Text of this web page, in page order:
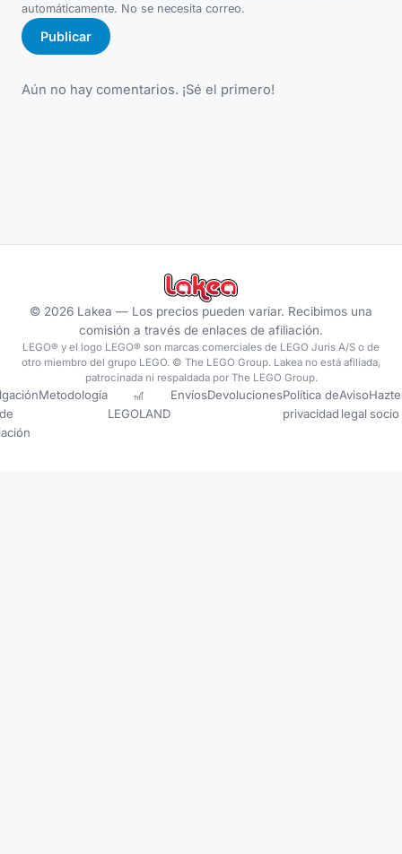
automáticamente. No se necesita correo.
Publicar
Aún no hay comentarios. ¡Sé el primero!
© 2026 Lakea — Los precios pueden variar. Recibimos una
comisión a través de enlaces de afiliación.
LEGO® y el logo LEGO® son marcas comerciales de LEGO Juris A/S o de
otro miembro del grupo LEGO. © The LEGO Group. Lakea no está afiliada,
patrocinada ni respaldada por The LEGO Group.
de
Metodología
🎢
LEGOLAND
EnvíosDevolucionesPolítica de
privacidad
Aviso
legal
Hazte
socio